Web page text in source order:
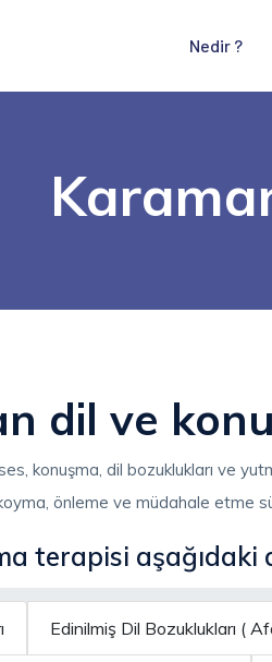
Nedir ?
dil ve
konuşma, dil bozuklukları ve
önleme ve müdahale etme
terapisi
Edinilmiş Dil Bozuklukları (